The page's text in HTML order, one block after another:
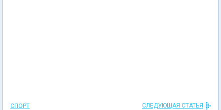
СПОРТ СЛЕДУЮЩАЯ СТАТЬЯ